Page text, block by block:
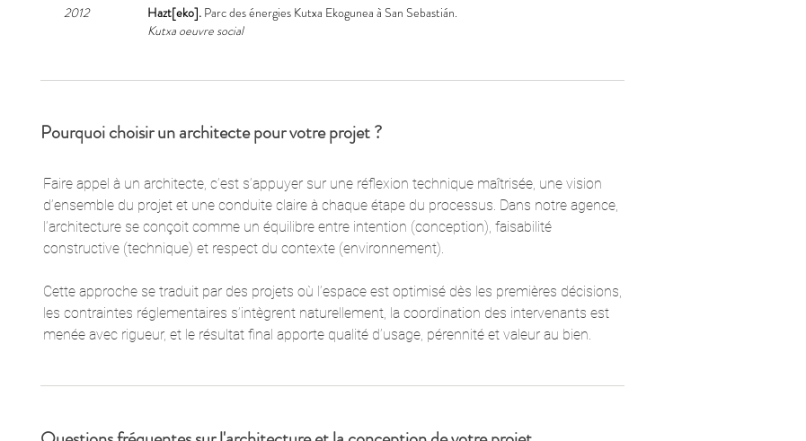
2012
Hazt[eko]. Parc des énergies Kutxa Ekogunea à San Sebastián.
Kutxa oeuvre social
Pourquoi choisir un architecte pour votre projet ?
Faire appel à un architecte, c’est s’appuyer sur une réflexion technique maîtrisée, une vision
d’ensemble du projet et une conduite claire à chaque étape du processus. Dans notre agence,
l’architecture se conçoit comme un équilibre entre intention (conception), faisabilité
constructive (technique) et respect du contexte (environnement).
Cette approche se traduit par des projets où l’espace est optimisé dès les premières décisions,
les contraintes réglementaires s’intègrent naturellement, la coordination des intervenants est
menée avec rigueur, et le résultat final apporte qualité d’usage, pérennité et valeur au bien.